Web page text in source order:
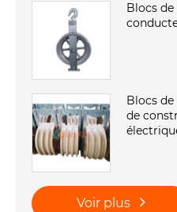
Blocs
Blocs
de
Voir plus